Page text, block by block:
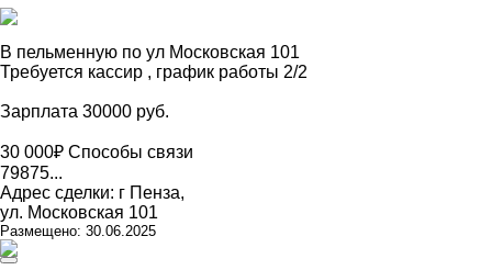
В пельменную по ул Московская 101
Требуется кассир , график работы 2/2
Зарплата 30000 руб.
30 000₽ Способы связи
79875...
Адрес сделки: г Пенза,
ул. Московская 101
Размещено: 30.06.2025